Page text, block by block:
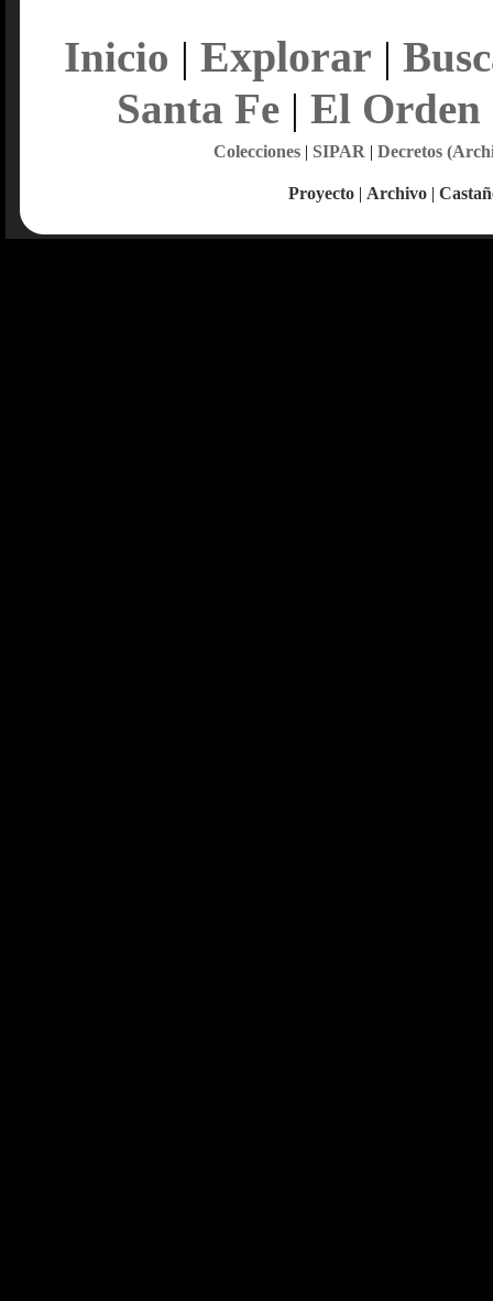
Inicio | Explorar |
Santa Fe| El Orden
Colecciones| SIPAR | Decretos
Proyecto | Archivo |